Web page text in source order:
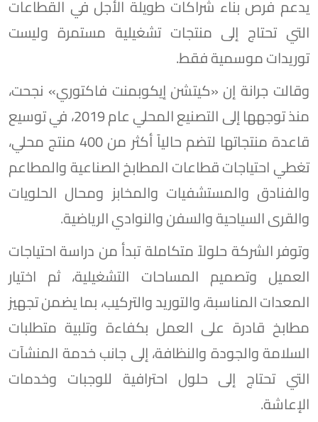
يدعم فرص بناء شراكات طويلة الأجل في القطاعات
التي تحتاج إلى منتجات تشغيلية مستمرة وليست
توريدات موسمية فقط.
وقالت جرانة إن «كيتشن إيكوبمنت فاكتوري» نجحت،
منذ توجهها إلى التصنيع المحلي عام 2019، في توسيع
قاعدة منتجاتها لتضم حالياً أكثر من 400 منتج محلي،
تغطي احتياجات قطاعات المطابخ الصناعية والمطاعم
والفنادق والمستشفيات والمخابز ومحال الحلويات
والقرى السياحية والسفن والنوادي الرياضية.
وتوفر الشركة حلولاً متكاملة تبدأ من دراسة احتياجات
العميل وتصميم المساحات التشغيلية، ثم اختيار
المعدات المناسبة، والتوريد والتركيب، بما يضمن تجهيز
مطابخ قادرة على العمل بكفاءة وتلبية متطلبات
السلامة والجودة والنظافة، إلى جانب خدمة المنشآت
التي تحتاج إلى حلول احترافية للوجبات وخدمات
الإعاشة.